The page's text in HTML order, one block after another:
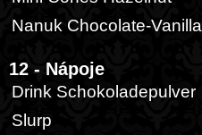
Nanuk Chocolate-Vanilla
12 - Nápoje
Drink Schokoladepulver
Slurp